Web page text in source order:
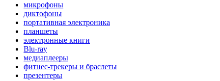
микрофоны
диктофоны
портативная электроника
планшеты
электронные книги
Blu-ray
медиаплееры
фитнес-трекеры и браслеты
презентеры